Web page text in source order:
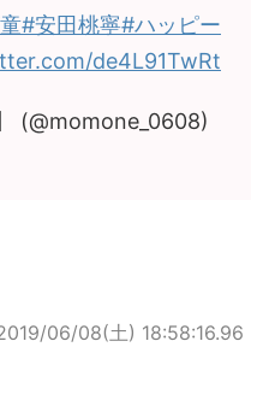
#安田桃寧#ハッピー
de4L91TwRt
(@momone_0608)
06/08(土) 18:58:16.96